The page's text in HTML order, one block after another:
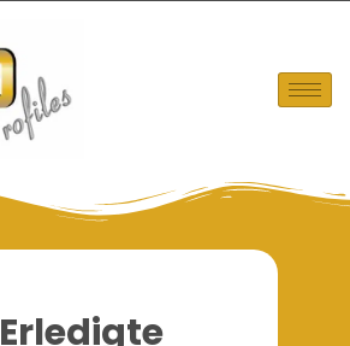
Erledigte